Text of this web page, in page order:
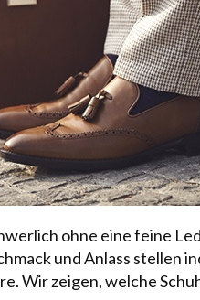
ohne eine feine
und Anlass stellen
Wir zeigen, welche